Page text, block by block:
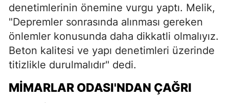
denetimlerinin önemine vurgu yaptı. Melik,
"Depremler sonrasında alınması gereken
önlemler konusunda daha dikkatli olmalıyız.
Beton kalitesi ve yapı denetimleri üzerinde
titizlikle durulmalıdır" dedi.
MIMARLAR ODASI'NDAN ÇAĞRI